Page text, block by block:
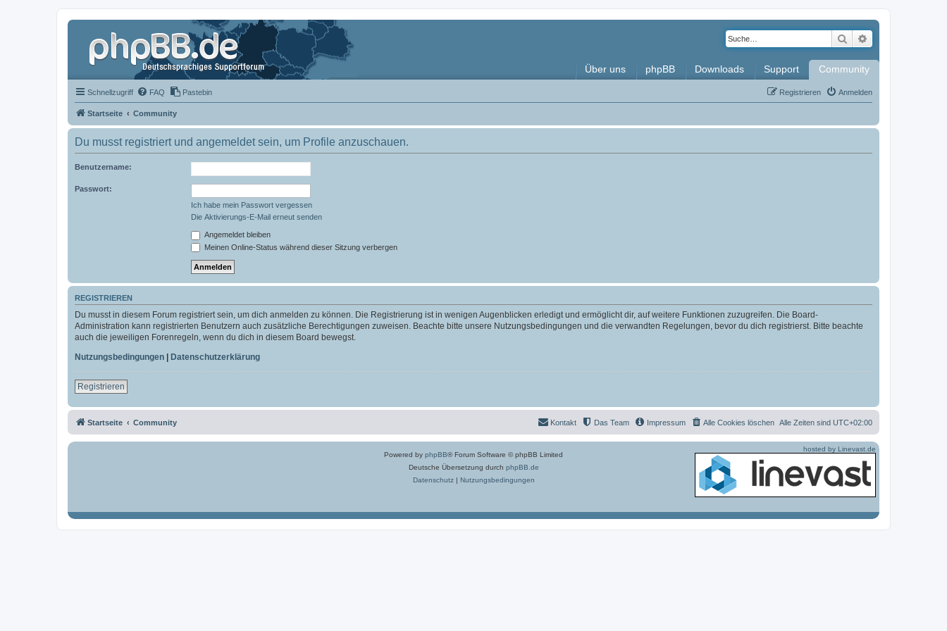
Suche
Über uns phpBB Downloads Support Community
Schnellzugriff FAQ Pastebin Anmelden
Registrieren
Startseite Community
Du musst registriert und angemeldet sein, um Profile anzuschauen.
Benutzername:
Passwort:
Ich habe mein Passwort vergessen
Die Aktivierungs-E-Mail erneut senden
Angemeldet bleiben
Meinen Online-Status während dieser Sitzung verbergen
REGISTRIEREN
Du musst in diesem Forum registriert sein, um dich anmelden zu können. Die Registrierung ist in wenigen Augenblicken erledigt und ermöglicht dir, auf weitere Funktionen zuzugreifen. Die Board-
Administration kann registrierten Benutzern auch zusätzliche Berechtigungen zuweisen. Beachte bitte unsere Nutzungsbedingungen und die verwandten Regelungen, bevor du dich registrierst. Bitte beachte
auch die jeweiligen Forenregeln, wenn du dich in diesem Board bewegst.
Nutzungsbedingungen | Datenschutzerklärung
Registrieren
Startseite Community Alle Zeiten sind UTC+02:00
Alle Cookies löschen
Impressum
Das Team
Kontakt
Powered by phpBB® Forum Software © phpBB Limited
Deutsche Übersetzung durch phpBB.de
Datenschutz| Nutzungsbedingungen
hosted by Linevast.de